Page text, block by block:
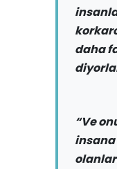
daha
“Ve
insana